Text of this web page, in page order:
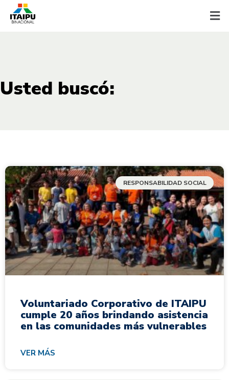
Usted buscó:
RESPONSABILIDAD SOCIAL
Voluntariado Corporativo de ITAIPU
cumple 20 años brindando asistencia
en las comunidades más vulnerables
VER MÁS